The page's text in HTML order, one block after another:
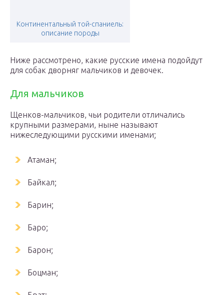
Континентальный той-спаниель:
описание породы
Ниже рассмотрено, какие русские имена подойдут
для собак дворняг мальчиков и девочек.
Для мальчиков
Щенков-мальчиков, чьи родители отличались
крупными размерами, ныне называют
нижеследующими русскими именами;
Атаман;
Байкал;
Барин;
Баро;
Барон;
Боцман;